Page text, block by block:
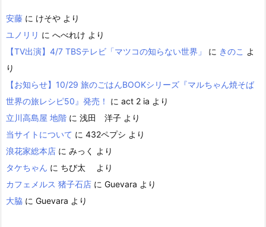
安藤 に けそや より
ユノリリ に へべれけ より
【TV出演】4/7 TBSテレビ「マツコの知らない世界」
に きのこ よ
り
【お知らせ】10/29 旅のごはんBOOKシリーズ『マルちゃん焼そば
世界の旅レシピ50』発売！
に act 2 ia より
立川高島屋 地階 に 浅田 洋子 より
当サイトについて に 432ペプシ より
浪花家総本店 に みっく
より
タケちゃん に ちび太
より
カフェメルス 猪子石店 に Guevara より
大脇 に Guevara より